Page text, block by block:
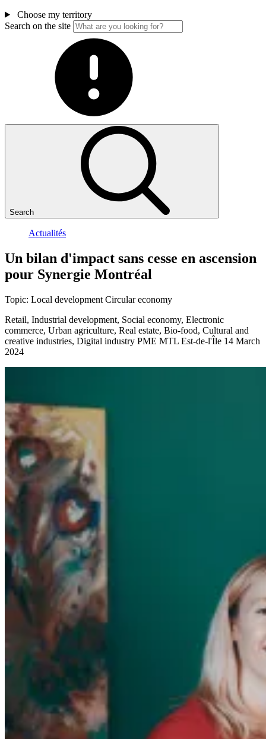
Choose my territory
Search on the site
Search
Actualités
Un bilan d'impact sans cesse en ascension
pour Synergie Montréal
Topic: Local development Circular economy
Retail, Industrial development, Social economy, Electronic
commerce, Urban agriculture, Real estate, Bio-food, Cultural and
creative industries, Digital industry PME MTL Est-de-l'Île 14 March
2024